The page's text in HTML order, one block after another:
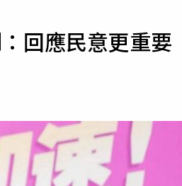
運勢 回應民意更重要